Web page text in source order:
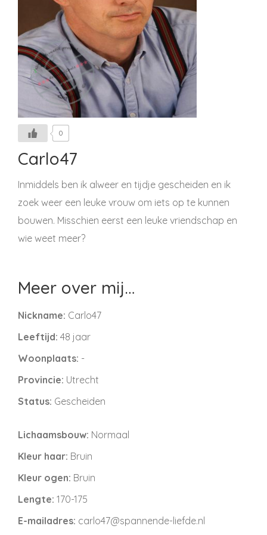
0
Carlo47
Inmiddels ben ik alweer en tijdje gescheiden en ik
zoek weer een leuke vrouw om iets op te kunnen
bouwen. Misschien eerst een leuke vriendschap en
wie weet meer?
Meer over mij…
Nickname: Carlo47
Leeftijd: 48 jaar
Woonplaats: -
Provincie: Utrecht
Status: Gescheiden
Lichaamsbouw: Normaal
Kleur haar: Bruin
Kleur ogen: Bruin
Lengte: 170-175
E-mailadres: carlo47@spannende-liefde.nl